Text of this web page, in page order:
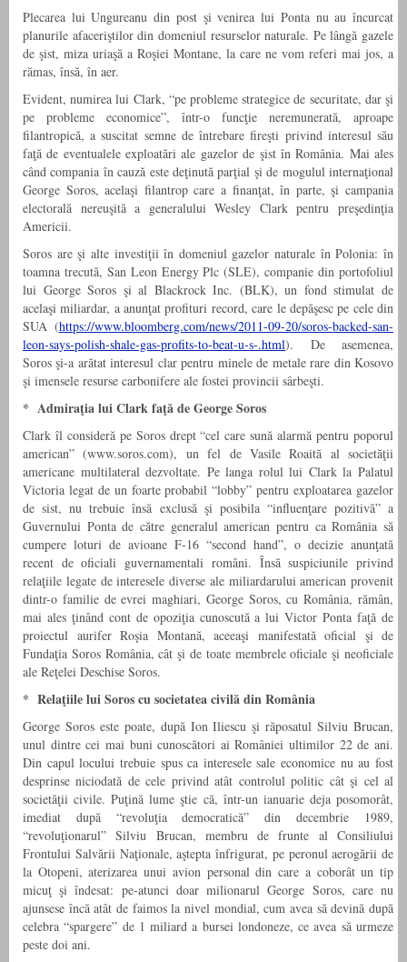
Plecarea lui Ungureanu din post şi venirea lui Ponta nu au încurcat
planurile afaceriştilor din domeniul resurselor naturale. Pe lângă gazele
de şist, miza uriaşă a Roşiei Montane, la care ne vom referi mai jos, a
rămas, însă, în aer.
Evident, numirea lui Clark, “pe probleme strategice de securitate, dar şi
pe probleme economice”, într-o funcţie neremunerată, aproape
filantropică, a suscitat semne de întrebare fireşti privind interesul său
faţă de eventualele exploatări ale gazelor de şist în România. Mai ales
când compania în cauză este deţinută parţial şi de mogulul internaţional
George Soros, acelaşi filantrop care a finanţat, în parte, şi campania
electorală nereuşită a generalului Wesley Clark pentru preşedinţia
Americii.
Soros are şi alte investiţii în domeniul gazelor naturale în Polonia: în
toamna trecută, San Leon Energy Plc (SLE), companie din portofoliul
lui George Soros şi al Blackrock Inc. (BLK), un fond stimulat de
acelaşi miliardar, a anunţat profituri record, care le depăşesc pe cele din
SUA (https://www.bloomberg.com/news/2011-09-20/soros-backed-san-
leon-says-polish-shale-gas-profits-to-beat-u-s-.html). De asemenea,
Soros şi-a arătat interesul clar pentru minele de metale rare din Kosovo
şi imensele resurse carbonifere ale fostei provincii sârbeşti.
* Admiraţia lui Clark faţă de George Soros
Clark îl consideră pe Soros drept “cel care sună alarmă pentru poporul
american” (www.soros.com), un fel de Vasile Roaită al societăţii
americane multilateral dezvoltate. Pe langa rolul lui Clark la Palatul
Victoria legat de un foarte probabil “lobby” pentru exploatarea gazelor
de sist, nu trebuie însă exclusă şi posibila “influenţare pozitivă” a
Guvernului Ponta de către generalul american pentru ca România să
cumpere loturi de avioane F-16 “second hand”, o decizie anunţată
recent de oficiali guvernamentali români. Însă suspiciunile privind
relaţiile legate de interesele diverse ale miliardarului american provenit
dintr-o familie de evrei maghiari, George Soros, cu România, rămân,
mai ales ţinând cont de opoziţia cunoscută a lui Victor Ponta faţă de
proiectul aurifer Roşia Montană, aceeaşi manifestată oficial şi de
Fundaţia Soros România, cât şi de toate membrele oficiale şi neoficiale
ale Reţelei Deschise Soros.
* Relaţiile lui Soros cu societatea civilă din România
George Soros este poate, după Ion Iliescu şi răposatul Silviu Brucan,
unul dintre cei mai buni cunoscători ai României ultimilor 22 de ani.
Din capul locului trebuie spus ca interesele sale economice nu au fost
desprinse niciodată de cele privind atât controlul politic cât şi cel al
societăţii civile. Puţină lume ştie că, într-un ianuarie deja posomorât,
imediat după “revoluţia democratică” din decembrie 1989,
“revoluţionarul” Silviu Brucan, membru de frunte al Consiliului
Frontului Salvării Naţionale, aştepta înfrigurat, pe peronul aerogării de
la Otopeni, aterizarea unui avion personal din care a coborât un tip
micuţ şi îndesat: pe-atunci doar milionarul George Soros, care nu
ajunsese încă atât de faimos la nivel mondial, cum avea să devină după
celebra “spargere” de 1 miliard a bursei londoneze, ce avea să urmeze
peste doi ani.